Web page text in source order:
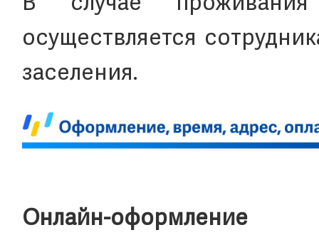
осуществляется
заселения.
Онлайн-оформление